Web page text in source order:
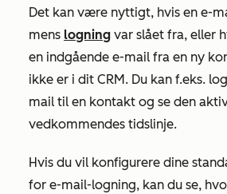
Det kan være nyttigt, hvis en e-
mens logning var slået fra, eller
en indgående e-mail fra en ny
ikke er i dit CRM. Du kan f.eks.
mail til en kontakt og se den
vedkommendes tidslinje.
Hvis du vil konfigurere dine
for e-mail-logning, kan du se,